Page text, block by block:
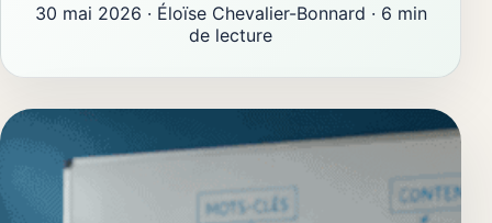
30 mai 2026 · Éloïse Chevalier-Bonnard · 6 min
de lecture